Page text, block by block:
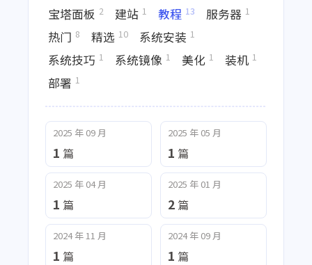
宝塔面板 2 建站 1 教程 13 服务器 1
热门 8 精选 10 系统安装 1
系统技巧 1 系统镜像 1 美化 1 装机 1
部署 1
2025 年 09 月
1 篇
2025 年 05 月
1 篇
2025 年 04 月
1 篇
2025 年 01 月
2 篇
2024 年 11 月
1 篇
2024 年 09 月
1 篇